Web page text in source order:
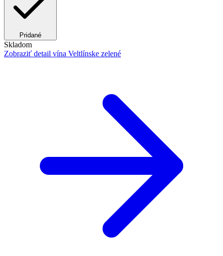
Pridané
Skladom
Zobraziť detail vína Veltlínske zelené